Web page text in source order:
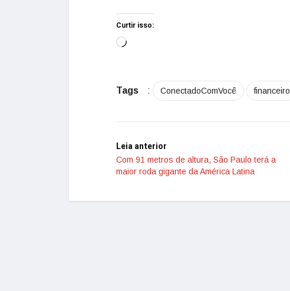
Curtir isso:
Tags : ConectadoComVocê financeiro
Leia anterior
Com 91 metros de altura, São Paulo terá a
maior roda gigante da América Latina